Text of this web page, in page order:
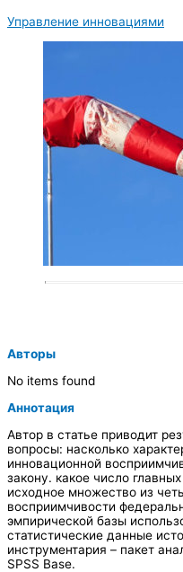
Управление инновациями
Авторы
No items found
Аннотация
Автор в статье приводит
вопросы: насколько
инновационной
закону. какое число
исходное множество из
восприимчивости
эмпирической базы
статистические данные
инструментария – пакет
SPSS Base.